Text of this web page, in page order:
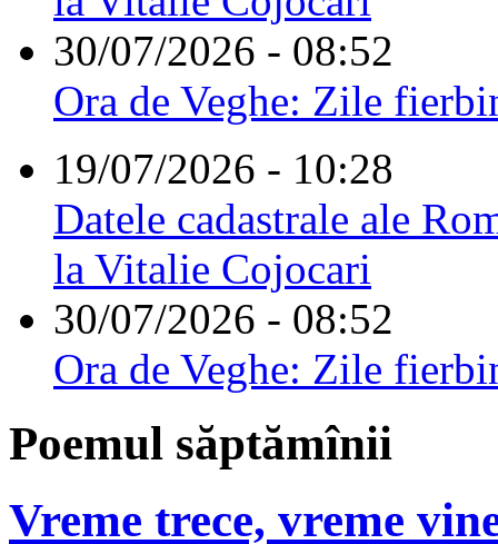
30/07/2026 - 08:52
Ora de Veghe: Zile
19/07/2026 - 10:28
Datele cadastrale ale
la Vitalie Cojocari
30/07/2026 - 08:52
Ora de Veghe: Zile
Poemul săptămînii
Vreme trece, vreme